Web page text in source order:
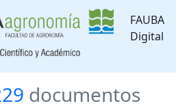
FAUBA
Digital
documentos